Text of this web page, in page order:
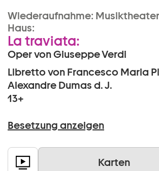
Wiederaufnahme:
Haus:
La traviata:
Oper von Giuseppe Verdi
Libretto von Francesco Maria
Alexandre Dumas d. J.
13+
Besetzung anzeigen
Karten